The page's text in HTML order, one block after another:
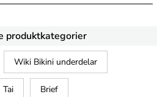
produktkategorier
Wiki Bikini underdelar
Tai Brief